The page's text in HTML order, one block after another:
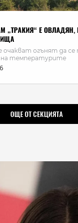
„ТРАКИЯ“ Е
огънят да се
температурите
ОЩЕ ОТ СЕКЦИЯТА